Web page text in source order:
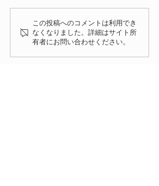
いただきありがとうございま
した。 FIAT FESTA
2026、無事に終了致しまし
た！ 来年、またお会いでき
る事を楽しみにしておりま
この投稿へのコメントは利用でき
なくなりました。詳細はサイト所
有者にお問い合わせください。